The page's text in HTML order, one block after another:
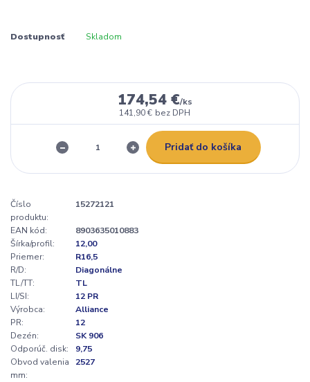
Dostupnosť Skladom
174,54 €/ks
141,90 € bez DPH
Pridať do košíka
Číslo
produktu:
15272121
EAN kód:
8903635010883
Šírka/profil:
12,00
Priemer:
R16,5
R/D:
Diagonálne
TL/TT:
TL
LI/SI:
12 PR
Výrobca:
Alliance
PR:
12
Dezén:
SK 906
Odporúč. disk:
9,75
Obvod valenia
mm:
2527